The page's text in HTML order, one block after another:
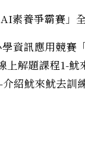
素養爭霸賽」
資訊應用競賽
解題課程1-魷
紹魷來魷去訓